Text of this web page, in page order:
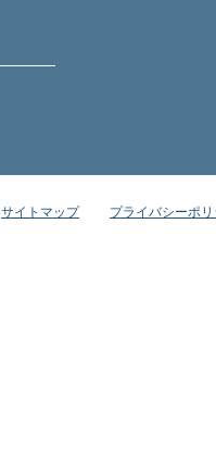
サイトマップ プライバシーポ